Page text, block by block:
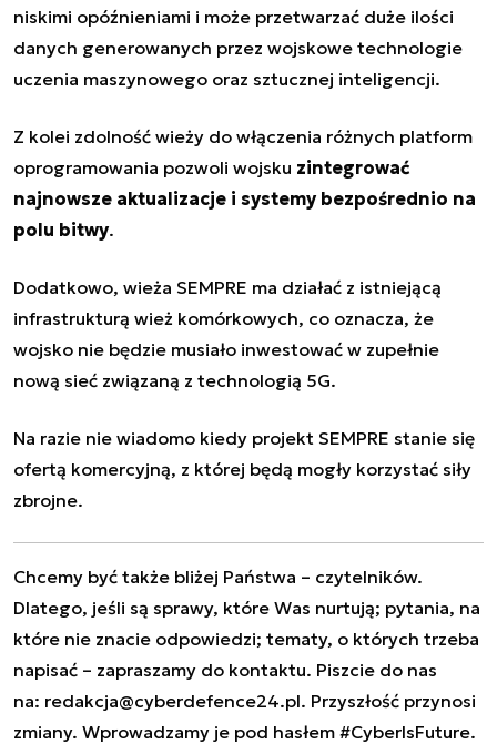
niskimi opóźnieniami i może przetwarzać duże ilości
danych generowanych przez wojskowe technologie
uczenia maszynowego oraz sztucznej inteligencji.
Z kolei zdolność wieży do włączenia różnych platform
oprogramowania pozwoli wojsku zintegrować
najnowsze aktualizacje i systemy bezpośrednio na
polu bitwy.
Dodatkowo, wieża SEMPRE ma działać z istniejącą
infrastrukturą wież komórkowych, co oznacza, że
wojsko nie będzie musiało inwestować w zupełnie
nową sieć związaną z technologią 5G.
Na razie nie wiadomo kiedy projekt SEMPRE stanie się
ofertą komercyjną, z której będą mogły korzystać siły
zbrojne.
Chcemy być także bliżej Państwa – czytelników.
Dlatego, jeśli są sprawy, które Was nurtują; pytania, na
które nie znacie odpowiedzi; tematy, o których trzeba
napisać – zapraszamy do kontaktu. Piszcie do nas
na: redakcja@cyberdefence24.pl. Przyszłość przynosi
zmiany. Wprowadzamy je pod hasłem #CyberIsFuture.